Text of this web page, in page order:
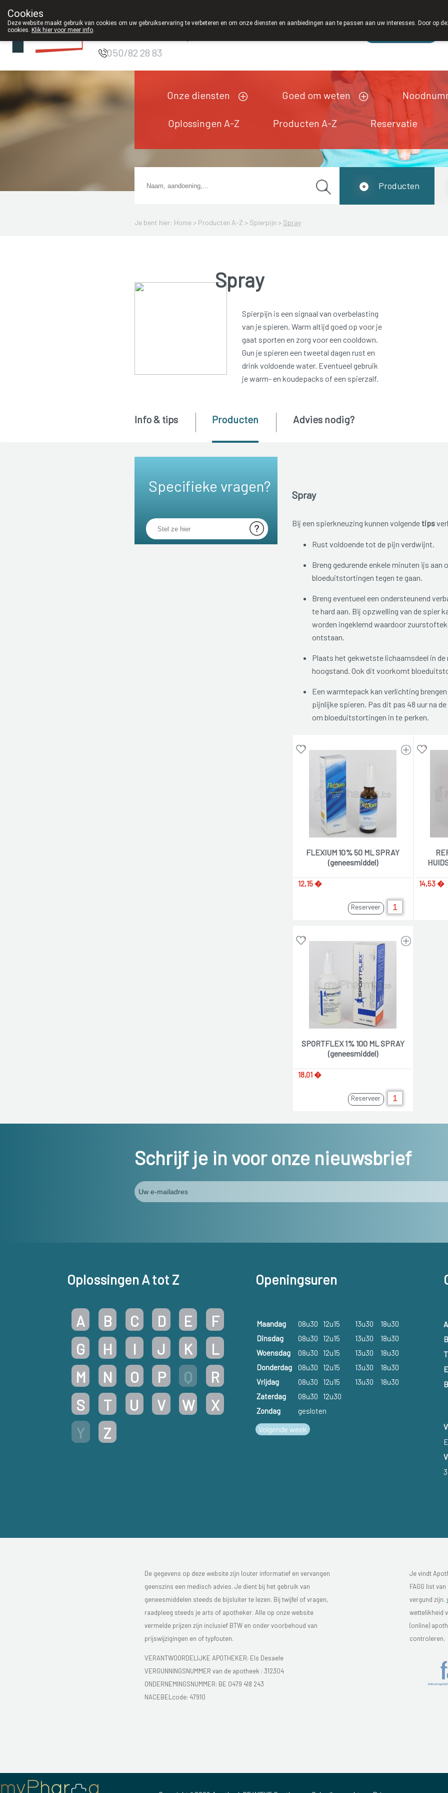
Apotheek DE
050/82 28 83
Onze diensten Goed om weten
Oplossingen A-Z Producten A-Z Reservatie
Je bent hier: Home > Producten A-Z > Spierpijn > Spray
Producten
Spray
Spierpijn is een signaal van overbelasting
van je spieren. Warm altijd goed op voor je
gaat sporten en zorg voor een cooldown.
Gun je spieren een tweetal dagen rust en
drink voldoende water. Eventueel gebruik
je warm- en koudepacks of een spierzalf.
Specifieke vragen?
Info & tips Producten Advies nodig?
Spray
Bij een spierkneuzing kunnen volgendetips
Rust voldoende tot de pijn verdwijnt.
Breng gedurende enkele minuten ijs
bloeduitstortingen tegen te gaan.
Breng eventueel een ondersteunend
te hard aan. Bij opzwelling van de spier
worden ingeklemd waardoor
ontstaan.
Plaats het gekwetste lichaamsdeel in
hoogstand. Ook dit voorkomt
Een warmtepack kan verlichting
pijnlijke spieren. Pas dit pas 48 uur na
om bloeduitstortingen in te perken.
FLEXIUM 10% 50 ML SPRAY
(geneesmiddel)
12,15 �
Reserveer
14,53 �
SPORTFLEX 1% 100 ML SPRAY
(geneesmiddel)
18,01 �
Reserveer
Schrijf je in voor onze nieuwsbrief
Oplossingen A tot Z
A B C D E
F
G
H I J K
L
M
N O P Q
R
S
T U V W
X
Y
Z
Openingsuren
Maandag 08u30 12u15 13u30
18u30
Dinsdag
08u30 12u15 13u30
18u30
Woensdag
08u30 12u15 13u30
18u30
Donderdag
08u30 12u15 13u30
18u30
Vrijdag
08u30 12u15 13u30
18u30
Zaterdag
08u30
12u30
Zondag
gesloten
Volgende week
De gegevens op deze website zijn louter informatief en vervangen
geenszins een medisch advies. Je dient bij het gebruik van
geneesmiddelen steeds de bijsluiter te lezen. Bij twijfel of vragen,
raadpleeg steeds je arts of apotheker. Alle op onze website
vermelde prijzen zijn inclusief BTW en onder voorbehoud van
prijswijzigingen en of typfouten.
VERANTWOORDELIJKE APOTHEKER: Els Desaele
VERGUNNINGSNUMMER van de apotheek : 312304
ONDERNEMINGSNUMMER: BE 0479 418 243
NACEBELcode: 47910
Je vindt
FAGG list
vergund zijn.
wettelikheid
(online)
controleren.
Cookies
Deze website maakt gebruik van cookies om uw gebruikservaring te verbeteren en om onze diensten en aanbiedingen aan te passen aan uw interesses. Door op
cookies. Klik hier voor meer info.